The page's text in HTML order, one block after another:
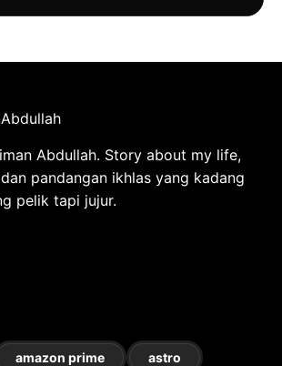
Abdullah. Story about my life,
pandangan ikhlas yang kadang
pelik tapi jujur.
amazon prime astro